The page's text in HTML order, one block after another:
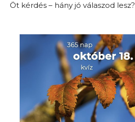
Öt kérdés – hány jó válaszod lesz?